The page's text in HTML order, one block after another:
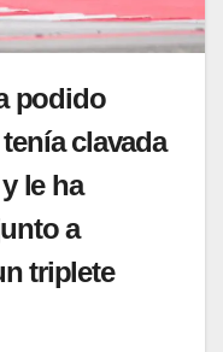
podido
clavada
le ha
a
triplete